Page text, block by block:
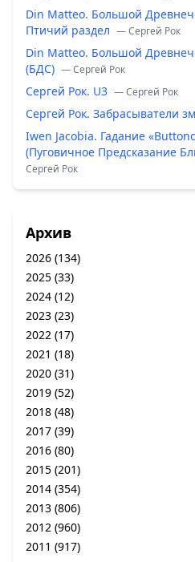
Din Matteo. Большой
Птичий раздел — Сергей Рок
Din Matteo. Большой
(БДС) — Сергей Рок
Сергей Рок. U3 — Сергей Рок
Сергей Рок. Забрасыватели
Iwen Jacobia. Гадание
(Пуговичное Предсказание
Сергей Рок
Архив
2026 (134)
2025 (33)
2024 (12)
2023 (23)
2022 (17)
2021 (18)
2020 (31)
2019 (52)
2018 (48)
2017 (39)
2016 (80)
2015 (201)
2014 (354)
2013 (806)
2012 (960)
2011 (917)